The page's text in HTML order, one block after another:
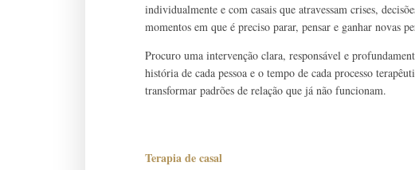
individualmente e com casais que atravessam crises,
momentos em que é preciso parar, pensar e ganhar novas
Procuro uma intervenção clara, responsável e
história de cada pessoa e o tempo de cada processo
transformar padrões de relação que já não funcionam.
Terapia de casal